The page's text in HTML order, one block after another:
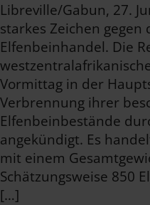
Libreville/Gabun, 27.
starkes Zeichen gegen
Elfenbeinhandel. Die
Vormittag in der
Verbrennung ihrer
Elfenbeinbestände
angekündigt. Es
mit einem
Schätzungsweise 850
[…]